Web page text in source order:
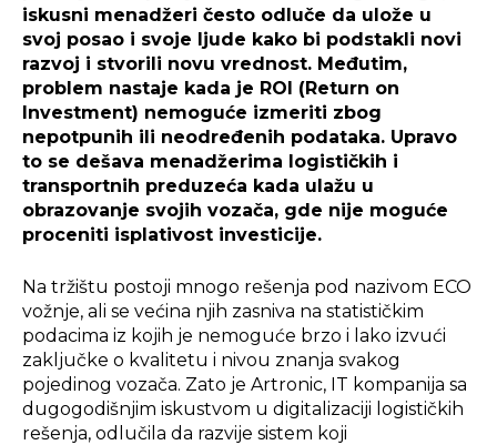
iskusni menadžeri često odluče da ulože u
svoj posao i svoje ljude kako bi podstakli novi
razvoj i stvorili novu vrednost. Međutim,
problem nastaje kada je ROI (Return on
Investment) nemoguće izmeriti zbog
nepotpunih ili neodređenih podataka. Upravo
to se dešava menadžerima logističkih i
transportnih preduzeća kada ulažu u
obrazovanje svojih vozača, gde nije moguće
proceniti isplativost investicije.
Na tržištu postoji mnogo rešenja pod nazivom ECO
vožnje, ali se većina njih zasniva na statističkim
podacima iz kojih je nemoguće brzo i lako izvući
zaključke o kvalitetu i nivou znanja svakog
pojedinog vozača. Zato je Artronic, IT kompanija sa
dugogodišnjim iskustvom u digitalizaciji logističkih
rešenja, odlučila da razvije sistem koji